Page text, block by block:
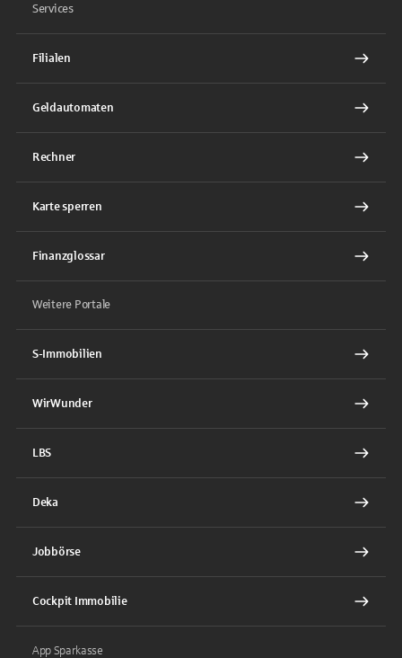
Services
Filialen
Geldautomaten
Rechner
Karte sperren
Finanzglossar
Weitere Portale
S-Immobilien
WirWunder
LBS
Deka
Jobbörse
Cockpit Immobilie
App Sparkasse